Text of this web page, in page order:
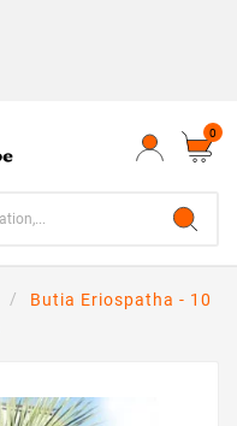
0
Butia Eriospatha - 10